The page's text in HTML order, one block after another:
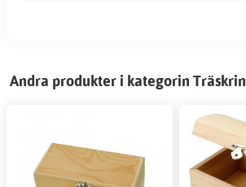
Andra produkter i kategorin Träskrin